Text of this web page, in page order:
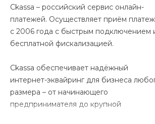
Ckassa – российский cервис онлайн-
платежей. Осуществляет приём
с 2006 года с быстрым подключением
бесплатной фискализацией.
Ckassa обеспечивает надёжный
интернет-эквайринг для бизнеса
размера – от начинающего
предпринимателя до крупной